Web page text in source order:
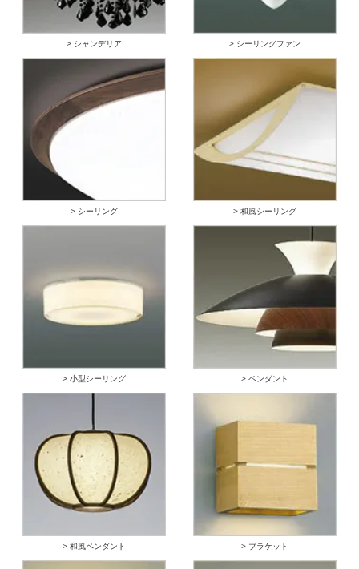
> シャンデリア > シーリングファン
> シーリング > 和風シーリング
> 小型シーリング > ペンダント
> 和風ペンダント > ブラケット